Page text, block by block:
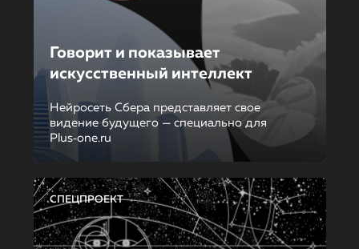
Говорит и показывает
искусственный интеллект
Нейросеть Сбера представляет свое
видение будущего — специально для
Plus‑one.ru
СПЕЦПРОЕКТ